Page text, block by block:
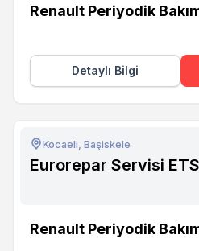
Renault Periyodik
Detaylı Bilgi
Kocaeli, Başiskele
Eurorepar Servisi
Renault Periyodik